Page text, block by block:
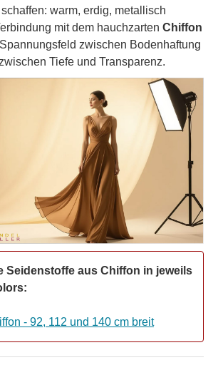
warm, erdig, metallisch
mit dem hauchzarten Chiffon
zwischen Bodenhaftung
Tiefe und Transparenz.
Seidenstoffe aus Chiffon in jeweils
- 92, 112 und 140 cm breit